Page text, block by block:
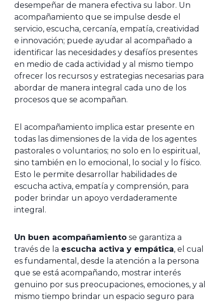
desempeñar de manera efectiva su labor. Un
acompañamiento que se impulse desde el
servicio, escucha, cercanía, empatía, creatividad
e innovación; puede ayudar al acompañado a
identificar las necesidades y desafíos presentes
en medio de cada actividad y al mismo tiempo
ofrecer los recursos y estrategias necesarias para
abordar de manera integral cada uno de los
procesos que se acompañan.
El acompañamiento implica estar presente en
todas las dimensiones de la vida de los agentes
pastorales o voluntarios; no solo en lo espiritual,
sino también en lo emocional, lo social y lo físico.
Esto le permite desarrollar habilidades de
escucha activa, empatía y comprensión, para
poder brindar un apoyo verdaderamente
integral.
Un buen acompañamientose garantiza a
través de la escucha activa y empática, el cual
es fundamental, desde la atención a la persona
que se está acompañando, mostrar interés
genuino por sus preocupaciones, emociones, y al
mismo tiempo brindar un espacio seguro para